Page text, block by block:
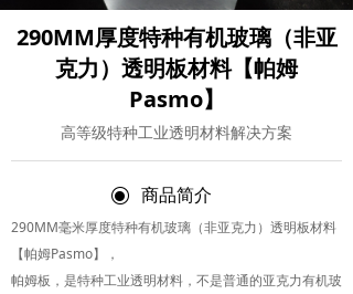
索取样块
联系帕姆
끔 帕姆价值体系
CNC材料加工
290MM厚度特种有机玻璃（非亚
克力）透明板材料【帕姆
Pasmo】
商品简介
高等级特种工业透明材料解决方案
290MM毫米厚度特种有机玻璃（非亚克力）透明板材料
【帕姆Pasmo】，
帕姆板，是特种工业透明材料，不是普通的亚克力有机玻
ꀉ